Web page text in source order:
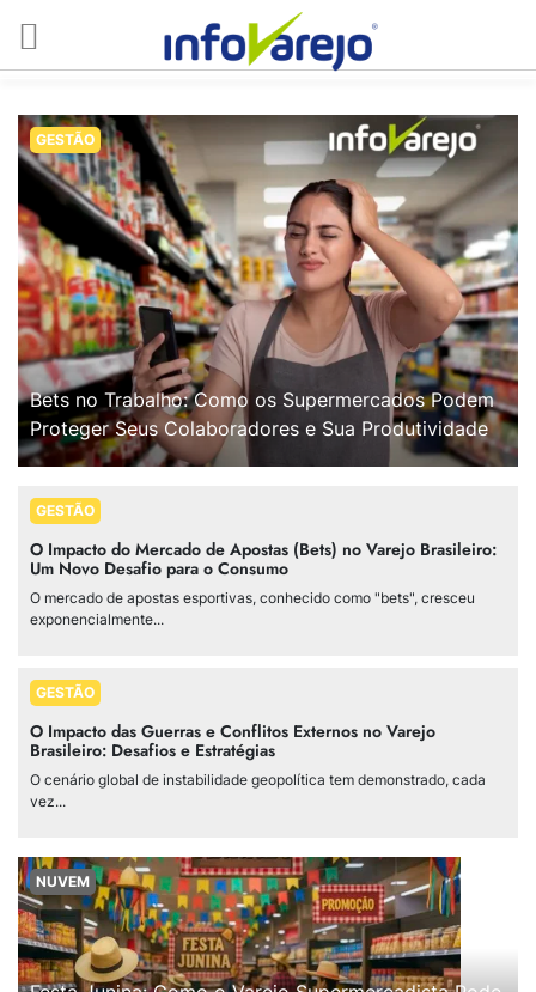
GESTÃO
Bets no Trabalho: Como os Supermercados Podem
Proteger Seus Colaboradores e Sua Produtividade
GESTÃO
O Impacto do Mercado de Apostas (Bets) no Varejo Brasileiro:
Um Novo Desafio para o Consumo
O mercado de apostas esportivas, conhecido como "bets", cresceu
exponencialmente...
GESTÃO
O Impacto das Guerras e Conflitos Externos no Varejo
Brasileiro: Desafios e Estratégias
O cenário global de instabilidade geopolítica tem demonstrado, cada
vez...
NUVEM